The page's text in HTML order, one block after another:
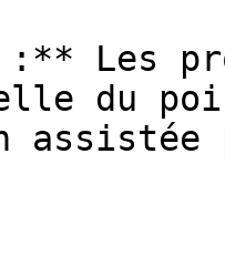
Les
du